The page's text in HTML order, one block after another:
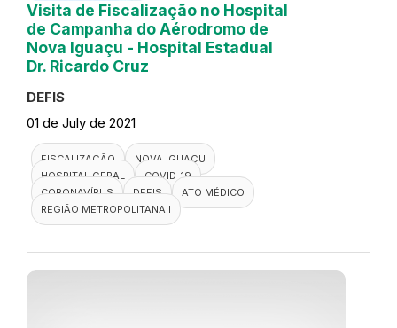
Visita de Fiscalização no Hospital
de Campanha do Aérodromo de
Nova Iguaçu - Hospital Estadual
Dr. Ricardo Cruz
DEFIS
01 de July de 2021
FISCALIZAÇÃO
NOVA IGUAÇU
HOSPITAL GERAL
COVID-19
CORONAVÍRUS
DEFIS
ATO MÉDICO
REGIÃO METROPOLITANA I